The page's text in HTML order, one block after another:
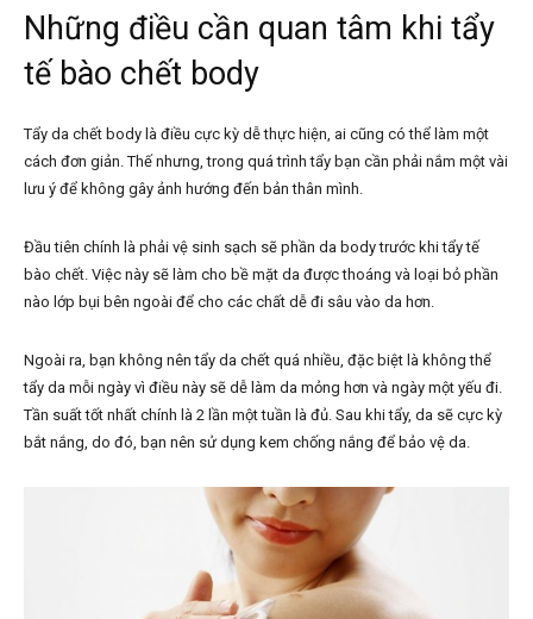
Những điều cần quan tâm khi tẩy
tế bào chết body
Tẩy da chết body là điều cực kỳ dễ thực hiện, ai cũng có thể làm một
cách đơn giản. Thế nhưng, trong quá trình tẩy bạn cần phải nắm một vài
lưu ý để không gây ảnh hướng đến bản thân mình.
Đầu tiên chính là phải vệ sinh sạch sẽ phần da body trước khi tẩy tế
bào chết. Việc này sẽ làm cho bề mặt da được thoáng và loại bỏ phần
nào lớp bụi bên ngoài để cho các chất dễ đi sâu vào da hơn.
Ngoài ra, bạn không nên tẩy da chết quá nhiều, đặc biệt là không thể
tẩy da mỗi ngày vì điều này sẽ dễ làm da mỏng hơn và ngày một yếu đi.
Tần suất tốt nhất chính là 2 lần một tuần là đủ. Sau khi tẩy, da sẽ cực kỳ
bắt nắng, do đó, bạn nên sử dụng kem chống nắng để bảo vệ da.